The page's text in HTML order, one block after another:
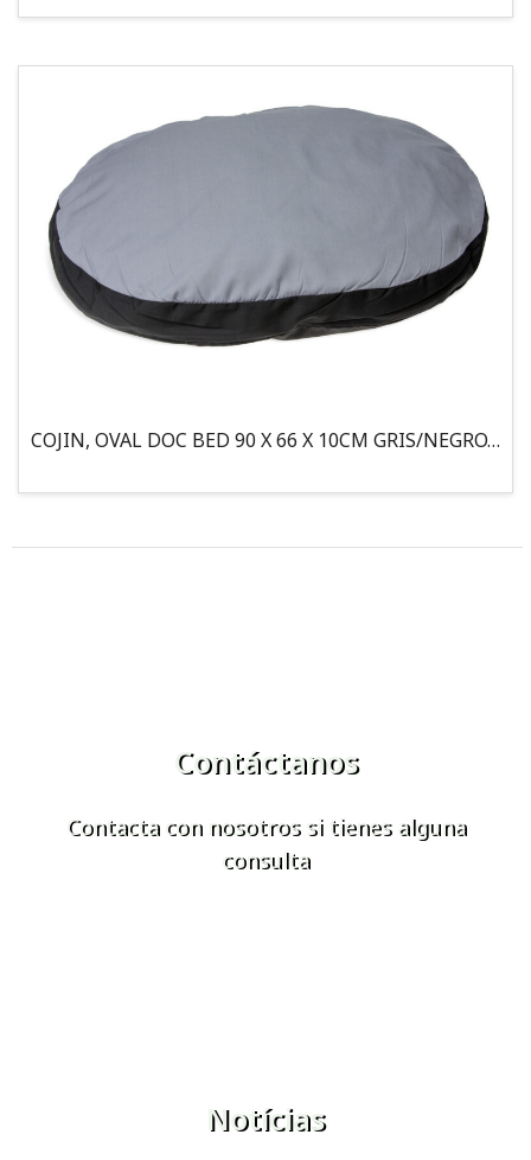
COJIN, OVAL DOC BED 90 X 66 X 10CM GRIS/NEGRO, 95°
Contáctanos
Contacta con nosotros si tienes alguna
consulta
Notícias